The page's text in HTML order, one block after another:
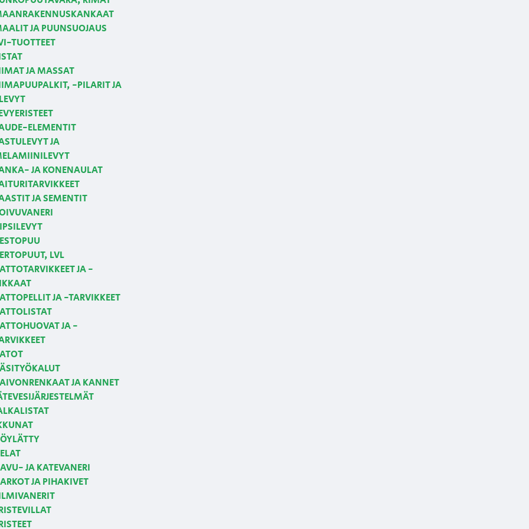
JA PUUNSUOJAUS
TUOTTEET
JA MASSAT
-PILARIT JA
ELEMENTIT
JA
JA KONENAULAT
JA SEMENTIT
LVL
JA -
JA -TARVIKKEET
JA -
JA KANNET
JA KATEVANERI
JA PIHAKIVET